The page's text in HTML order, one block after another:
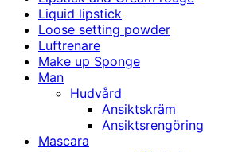
Liquid lipstick
Loose setting powder
Luftrenare
Make up Sponge
Man
Hudvård
Ansiktskräm
Ansiktsrengöring
Mascara